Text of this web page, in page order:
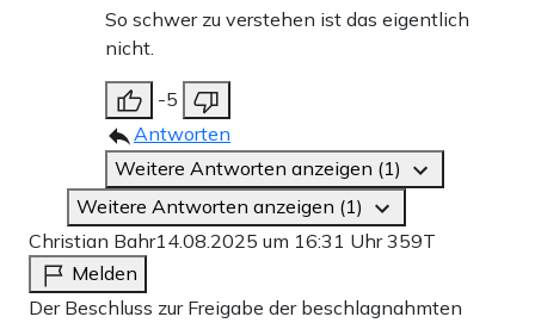
So schwer zu verstehen ist das eigentlich
nicht.
-5
Antworten
Weitere Antworten anzeigen (1)
Weitere Antworten anzeigen (1)
Christian Bahr14.08.2025 um 16:31 Uhr359T
Melden
Der Beschluss zur Freigabe der beschlagnahmten